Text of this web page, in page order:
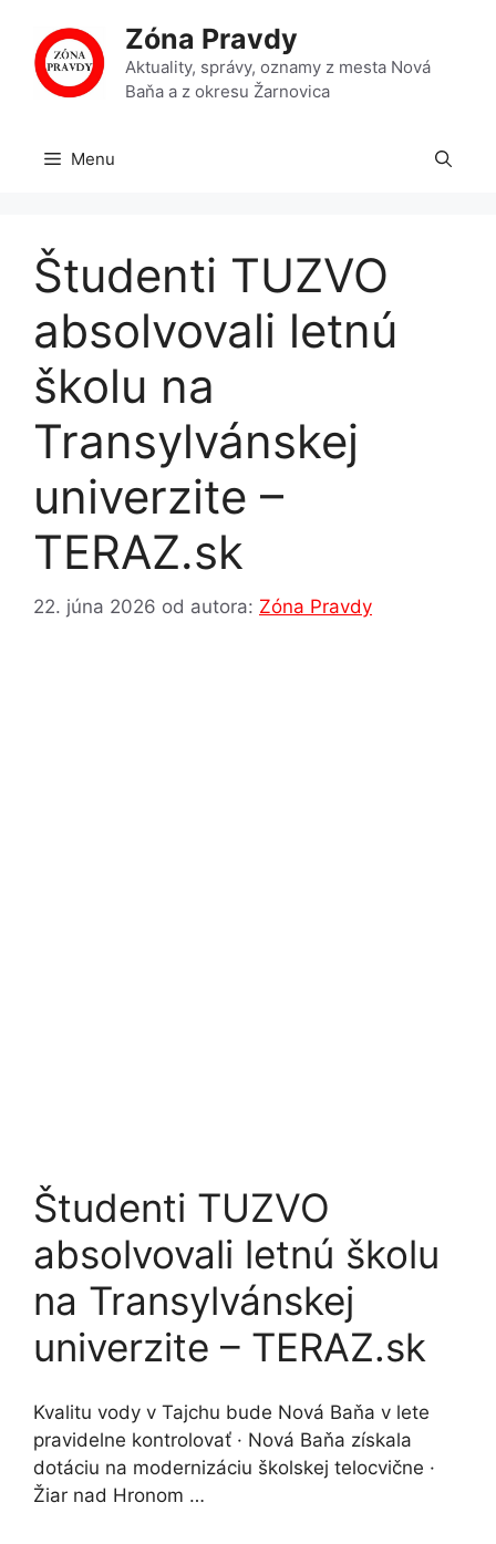
obsah
Zóna Pravdy
Aktuality, správy, oznamy z mesta Nová
Baňa a z okresu Žarnovica
Menu
Študenti TUZVO
absolvovali letnú
školu na
Transylvánskej
univerzite –
TERAZ.sk
22. júna 2026 od autora: Zóna Pravdy
Študenti TUZVO
absolvovali letnú školu
na Transylvánskej
univerzite – TERAZ.sk
Kvalitu vody v Tajchu bude Nová Baňa v lete
pravidelne kontrolovať · Nová Baňa získala
dotáciu na modernizáciu školskej telocvične ·
Žiar nad Hronom …